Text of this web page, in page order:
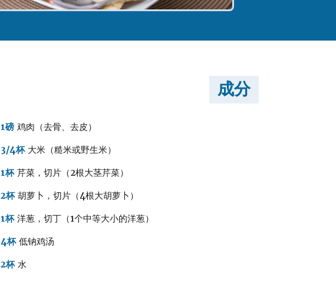
成分
1磅 鸡肉（去骨、去皮）
3/4杯大米（糙米或野生米）
1杯芹菜，切片（2根大茎芹菜）
2杯胡萝卜，切片（4根大胡萝卜）
1杯洋葱，切丁（1个中等大小的洋葱）
4杯低钠鸡汤
2杯水